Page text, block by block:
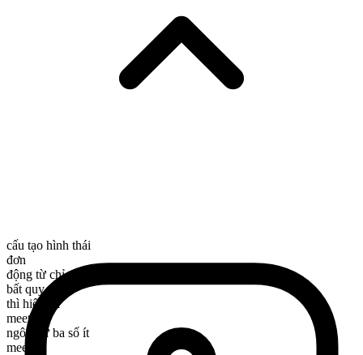
cấu tạo hình thái
đơn
động từ chỉ sự chuyển động
bất quy tắc
thì hiện tại
meet
ngôi thứ ba số ít
meets